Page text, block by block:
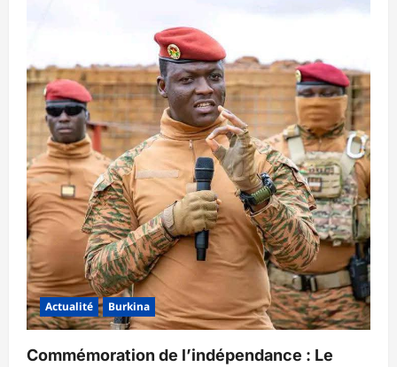
Actualité Burkina
Commémoration de l’indépendance : Le